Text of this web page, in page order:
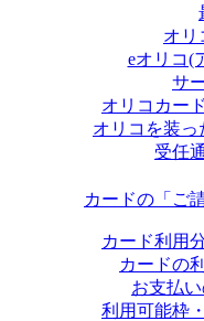
オリ
eオリコ(
サ
オリコカー
オリコを装っ
受任
カードの「ご
カード利用
カードの
お支払
利用可能枠